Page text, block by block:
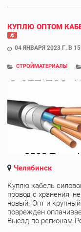
КУПЛЮ ОПТОМ
04 ЯНВАРЯ 2023 Г. В
СТРОЙМАТЕРИАЛЫ
Челябинск
Куплю кабель
провод с хранения,
новый. Опт и
поврежден
Выезд по регионам